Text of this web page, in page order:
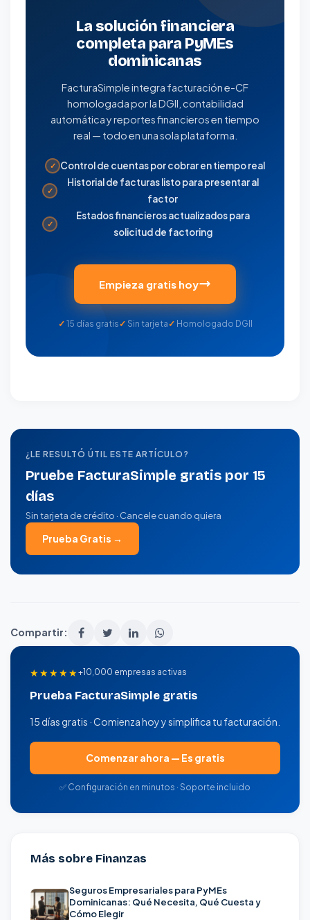
La solución financiera
completa para PyMEs
dominicanas
FacturaSimple integra facturación e-CF
homologada por la DGII, contabilidad
automática y reportes financieros en tiempo
real — todo en una sola plataforma.
✓ Control de cuentas por cobrar en tiempo real
✓
Historial de facturas listo para presentar al
factor
✓
Estados financieros actualizados para
solicitud de factoring
Empieza gratis hoy
15 días gratis Sin tarjeta Homologado DGII
¿LE RESULTÓ ÚTIL ESTE ARTÍCULO?
Pruebe FacturaSimple gratis por 15
días
Sin tarjeta de crédito · Cancele cuando quiera
Prueba Gratis →
Compartir:
★★★★★+10,000 empresas activas
Prueba FacturaSimple gratis
15 días gratis · Comienza hoy y simplifica tu facturación.
Comenzar ahora — Es gratis
✅ Configuración en minutos · Soporte incluido
Más sobre Finanzas
Seguros Empresariales para PyMEs
Dominicanas: Qué Necesita, Qué Cuesta y
Cómo Elegir